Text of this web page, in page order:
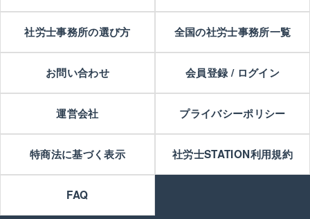
社労士事務所の選び方 全国の社労士事務所一覧
お問い合わせ 会員登録 / ログイン
運営会社 プライバシーポリシー
特商法に基づく表示 社労士STATION利用規約
FAQ